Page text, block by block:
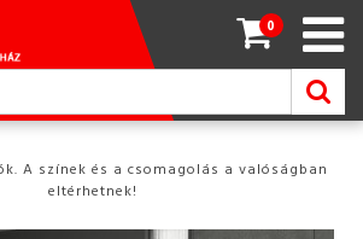
0
A színek és a csomagolás a valóságban
eltérhetnek!